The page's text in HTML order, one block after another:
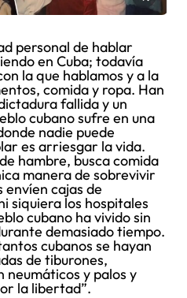
personal de hablar
en Cuba; todavía
la que hablamos y a la
comida y ropa. Han
fallida y un
cubano sufre en una
nadie puede
es arriesgar la vida.
hambre, busca comida
manera de sobrevivir
envíen cajas de
siquiera los hospitales
cubano ha vivido sin
demasiado tiempo.
cubanos se hayan
de tiburones,
neumáticos y palos y
la libertad”.